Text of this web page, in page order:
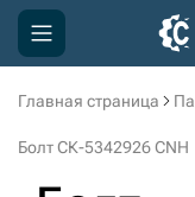
Главная страница
Болт СК-5342926 CNH
Компания